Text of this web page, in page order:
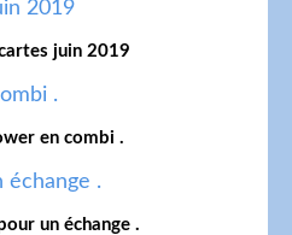
juin 2019
en combi .
un échange .